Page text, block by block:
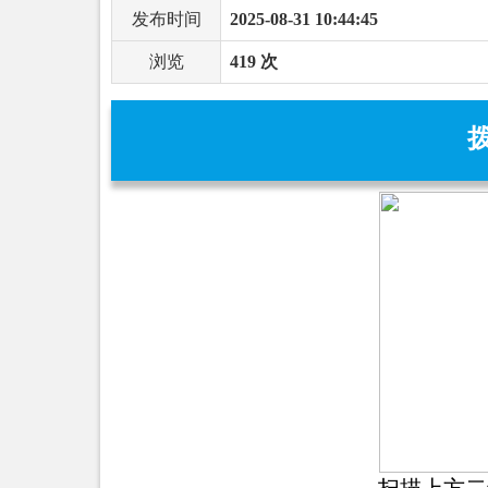
发布时间 2025-08-31 10:44:45
浏览 419 次